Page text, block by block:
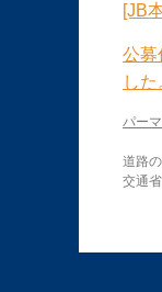
[JB
公募
し
パー
道路
交通省